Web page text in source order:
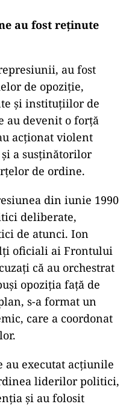
au fost reținute
au fost
de opoziție,
și instituțiilor de
au devenit o forță
acționat violent
a susținătorilor
de ordine.
din iunie 1990
deliberate,
de atunci. Ion
oficiali ai Frontului
că au orchestrat
opoziția față de
s-a format un
care a coordonat
au executat acțiunile
liderilor politici,
și au folosit